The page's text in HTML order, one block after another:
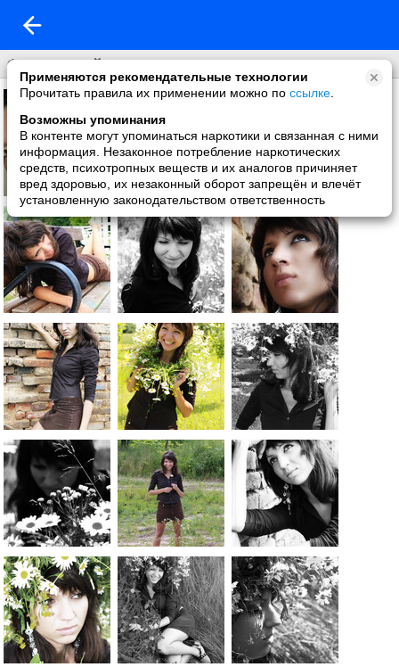
Применяются рекомендательные технологии
Прочитать правила их применении можно по ссылке
Возможны упоминания
В контенте могут упоминаться наркотики и связанная с ними
информация. Незаконное потребление наркотических
средств, психотропных веществ и их аналогов причиняет
вред здоровью, их незаконный оборот запрещён и влечёт
установленную законодательством ответственность
Фото со мной